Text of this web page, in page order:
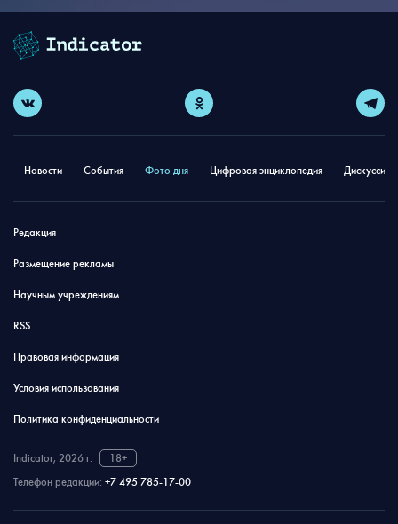
Новости События Фото дня Цифровая энциклопедия
Редакция
Размещение рекламы
Научным учреждениям
RSS
Правовая информация
Условия использования
Политика конфиденциальности
Indicator, 2026 г.
18+
Телефон редакции: +7 495 785-17-00